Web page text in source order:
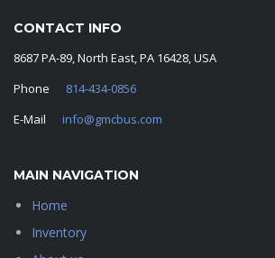
CONTACT INFO
8687 PA-89, North East, PA 16428, USA
Phone 814-434-0856
E-Mail info@gmcbus.com
MAIN NAVIGATION
Home
Inventory